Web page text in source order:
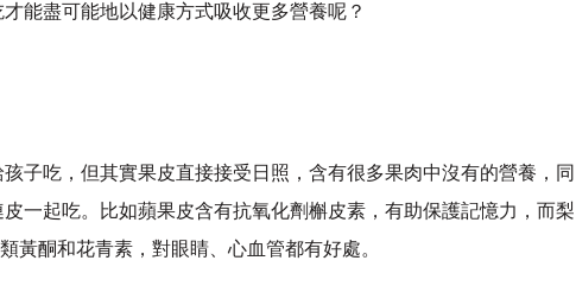
能盡可能地以健康方式吸收更多營養呢？
子吃，但其實果皮直接接受日照，含有很多果肉中沒有的營養，同
一起吃。比如蘋果皮含有抗氧化劑槲皮素，有助保護記憶力，而梨
黃酮和花青素，對眼睛、心血管都有好處。